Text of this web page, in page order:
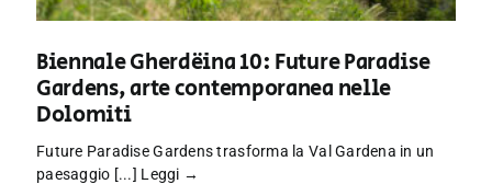
Biennale Gherdëina 10: Future Paradise
Gardens, arte contemporanea nelle
Dolomiti
Future Paradise Gardens trasforma la Val Gardena in un
paesaggio [...] Leggi →